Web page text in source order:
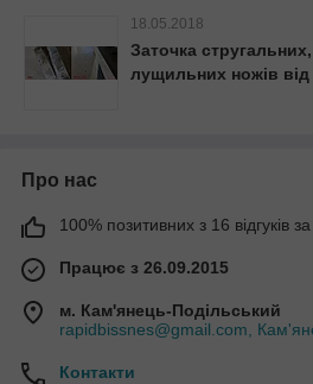
18.05.2018
Заточка
лущильних ножів від
Про нас
100% позитивних з 16 відгуків за
Працює з 26.09.2015
м. Кам'янець-Подільський
rapidbissnes@gmail.com,
Контакти